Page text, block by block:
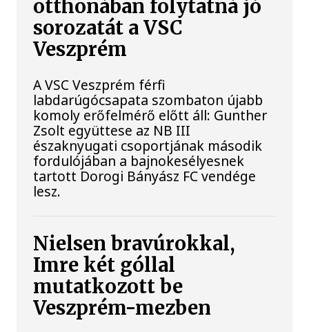
otthonában folytatná jó
sorozatát a VSC
Veszprém
A VSC Veszprém férfi
labdarúgócsapata szombaton újabb
komoly erőfelmérő előtt áll: Gunther
Zsolt együttese az NB III
északnyugati csoportjának második
fordulójában a bajnokesélyesnek
tartott Dorogi Bányász FC vendége
lesz.
Nielsen bravúrokkal,
Imre két góllal
mutatkozott be
Veszprém-mezben